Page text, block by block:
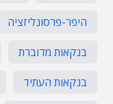
היפר-פרסונליזציה
בנקאות מדוברת
בנקאות העתיד